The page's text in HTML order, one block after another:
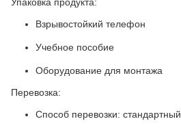
Взрывостойкий телефон
Учебное пособие
Оборудование для монтажа
Перевозка:
Способ перевозки: стандартный